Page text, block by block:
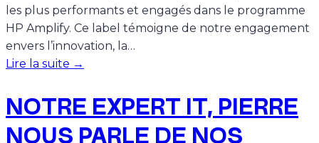
les plus performants et engagés dans le programme
HP Amplify. Ce label témoigne de notre engagement
envers l’innovation, la…
Lire la suite →
NOTRE EXPERT IT, PIERRE